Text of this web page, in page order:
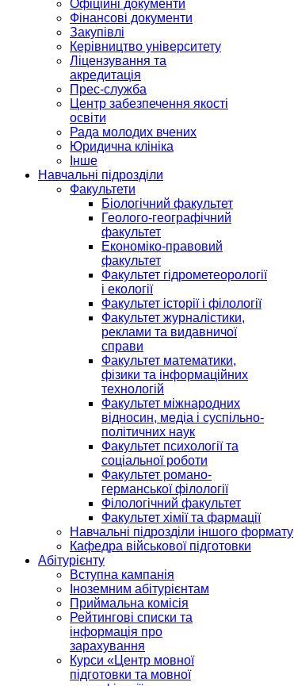
Офіційні документи
Фінансові документи
Закупівлі
Керівництво університету
Ліцензування та
акредитація
Прес-служба
Центр забезпечення якості
освіти
Рада молодих вчених
Юридична клініка
Інше
Навчальні підрозділи
Факультети
Біологічний факультет
Геолого-географічний
факультет
Економіко-правовий
факультет
Факультет гідрометеорології
і екології
Факультет історії і філології
Факультет журналістики,
реклами та видавничої
справи
Факультет математики,
фізики та інформаційних
технологій
Факультет міжнародних
відносин, медіа і суспільно-
політичних наук
Факультет психології та
соціальної роботи
Факультет романо-
германської філології
Філологічний факультет
Факультет хімії та фармації
Навчальні підрозділи іншого формату
Кафедра військової підготовки
Абітурієнту
Вступна кампанія
Іноземним абітурієнтам
Приймальна комісія
Рейтингові списки та
інформація про
зарахування
Курси «Центр мовної
підготовки та мовної